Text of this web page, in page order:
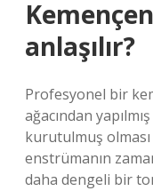
anlaşılır?
Profesyonel bir
ağacından
kurutulmuş
enstrümanın
daha dengeli bir